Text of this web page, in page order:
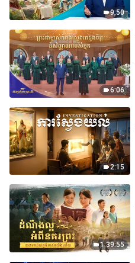
9:50
6:06
2:15
1:39:55